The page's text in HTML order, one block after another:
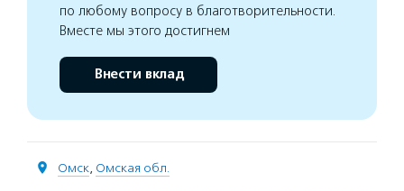
по любому вопросу в благотворительности.
Вместе мы этого достигнем
Внести вклад
Омск, Омская обл.